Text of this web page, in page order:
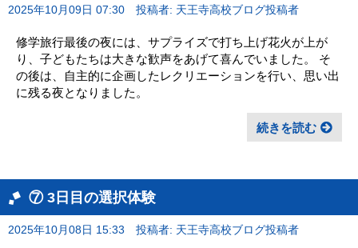
2025年10月09日 07:30 投稿者: 天王寺高校ブログ投稿者
修学旅行最後の夜には、サプライズで打ち上げ花火が上が
り、子どもたちは大きな歓声をあげて喜んでいました。 そ
の後は、自主的に企画したレクリエーションを行い、思い出
に残る夜となりました。
続きを読む
⑦ 3日目の選択体験
2025年10月08日 15:33 投稿者: 天王寺高校ブログ投稿者